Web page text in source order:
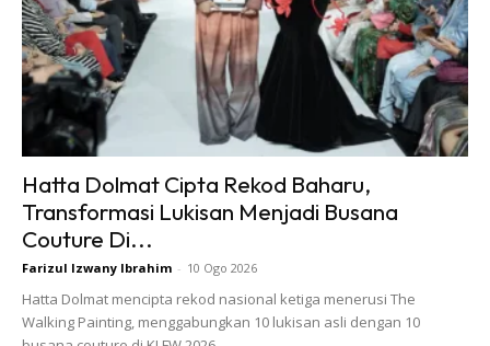
memantapkan industri perfileman negara yang kini nampak
semakin bersinar bintangnya. Sam-sama kita tunggu
apakah pembaharuan yang bakal diperkenalkan oleh
beliau. Sekali lagi tahniah di atas pelantikan ini!
Ikuti 10 fakta menarik tentang
Pengerusi FINAS yang baru ini.
1. Mendapat pendidikan tinggi di Institute of Commerce,
Singapura (Ijazah Sarjana Muda Pengurusan Perniagaan)
dan Kolej Stanford, Malaysia (Ijazah Sarjana Muda
Hatta Dolmat Cipta Rekod Baharu,
Transformasi Lukisan Menjadi Busana
Couture Di...
Farizul Izwany Ibrahim - 10 Ogo 2026
Hatta Dolmat mencipta rekod nasional ketiga menerusi The
Walking Painting, menggabungkan 10 lukisan asli dengan 10